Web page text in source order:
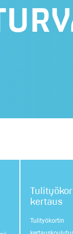
kertaus
Tulityökortin